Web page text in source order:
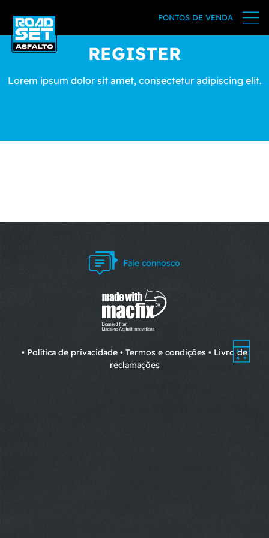
PONTOS DE VENDA
REGISTER
Lorem ipsum dolor sit amet, consectetur adipiscing elit.
• Política de privacidade • Termos e condições • Livro de
reclamações
Fale connosco